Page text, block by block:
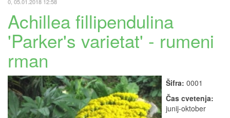
Achillea fillipendulina
'Parker's varietat' - rumeni
rman
Šifra: 0001
Čas cvetenja:
junij-oktober